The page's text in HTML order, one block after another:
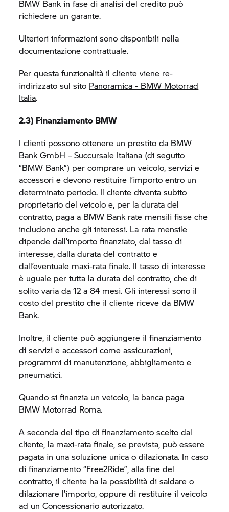
BMW Bank in fase di analisi del credito può
richiedere un garante.
Ulteriori informazioni sono disponibili nella
documentazione contrattuale.
Per questa funzionalità il cliente viene re-
indirizzato sul sito Panoramica - BMW Motorrad
Italia.
2.3) Finanziamento BMW
I clienti possonoottenere un prestito da BMW
Bank GmbH – Succursale Italiana (di seguito
“BMW Bank”) per comprare un veicolo, servizi e
accessori e devono restituire l’importo entro un
determinato periodo. Il cliente diventa subito
proprietario del veicolo e, per la durata del
contratto, paga a BMW Bank rate mensili fisse che
includono anche gli interessi. La rata mensile
dipende dall’importo finanziato, dal tasso di
interesse, dalla durata del contratto e
dall’eventuale maxi-rata finale. Il tasso di interesse
è uguale per tutta la durata del contratto, che di
solito varia da 12 a 84 mesi. Gli interessi sono il
costo del prestito che il cliente riceve da BMW
Bank.
Inoltre, il cliente può aggiungere il finanziamento
di servizi e accessori come assicurazioni,
programmi di manutenzione, abbigliamento e
pneumatici.
Quando si finanzia un veicolo, la banca paga
BMW Motorrad Roma.
A seconda del tipo di finanziamento scelto dal
cliente, la maxi-rata finale, se prevista, può essere
pagata in una soluzione unica o dilazionata. In caso
di finanziamento “Free2Ride”, alla fine del
contratto, il cliente ha la possibilità di saldare o
dilazionare l’importo, oppure di restituire il veicolo
ad un Concessionario autorizzato.